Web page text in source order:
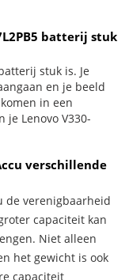
batterij stuk
stuk is. Je
en je beeld
in een
Lenovo V330-
verschillende
de verenigbaarheid
capaciteit kan
Niet alleen
het gewicht is ook
capaciteit